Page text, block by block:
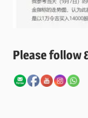
Please follow